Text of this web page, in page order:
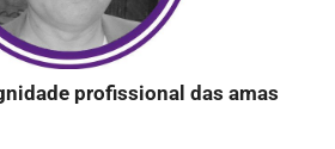
profissional das amas